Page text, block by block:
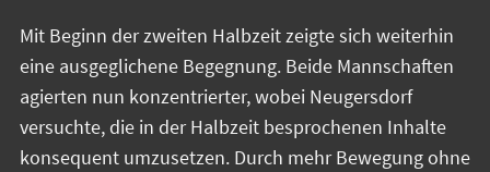
Mit Beginn der zweiten Halbzeit zeigte sich weiterhin
eine ausgeglichene Begegnung. Beide Mannschaften
agierten nun konzentrierter, wobei Neugersdorf
versuchte, die in der Halbzeit besprochenen Inhalte
konsequent umzusetzen. Durch mehr Bewegung ohne